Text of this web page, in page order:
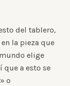
del tablero,
la pieza que
elige
que a esto se
o